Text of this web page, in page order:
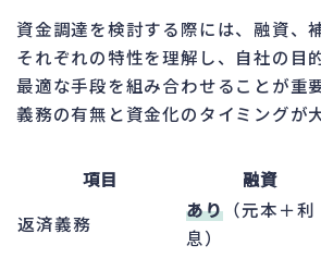
資金調達を検討する際には、融資、
それぞれの特性を理解し、自社の目
最適な手段を組み合わせることが重
義務の有無と資金化のタイミングが
項目 融資
返済義務
あり （元本＋利
息）